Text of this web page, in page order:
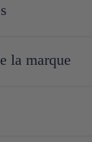
la marque